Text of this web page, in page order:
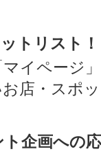
トリスト！
イページ
店・スポ
企画への